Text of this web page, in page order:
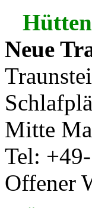
Hütten
Neue
Mitte
Tel:
Offener